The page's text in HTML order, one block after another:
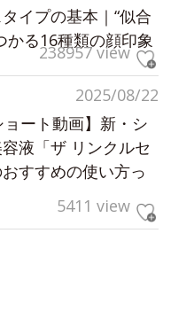
イプの基本｜“似合
かる16種類の顔印象
238957 view
2025/08/22
ョート動画】新・シ
液「ザ リンクルセ
すすめの使い方っ
5411 view